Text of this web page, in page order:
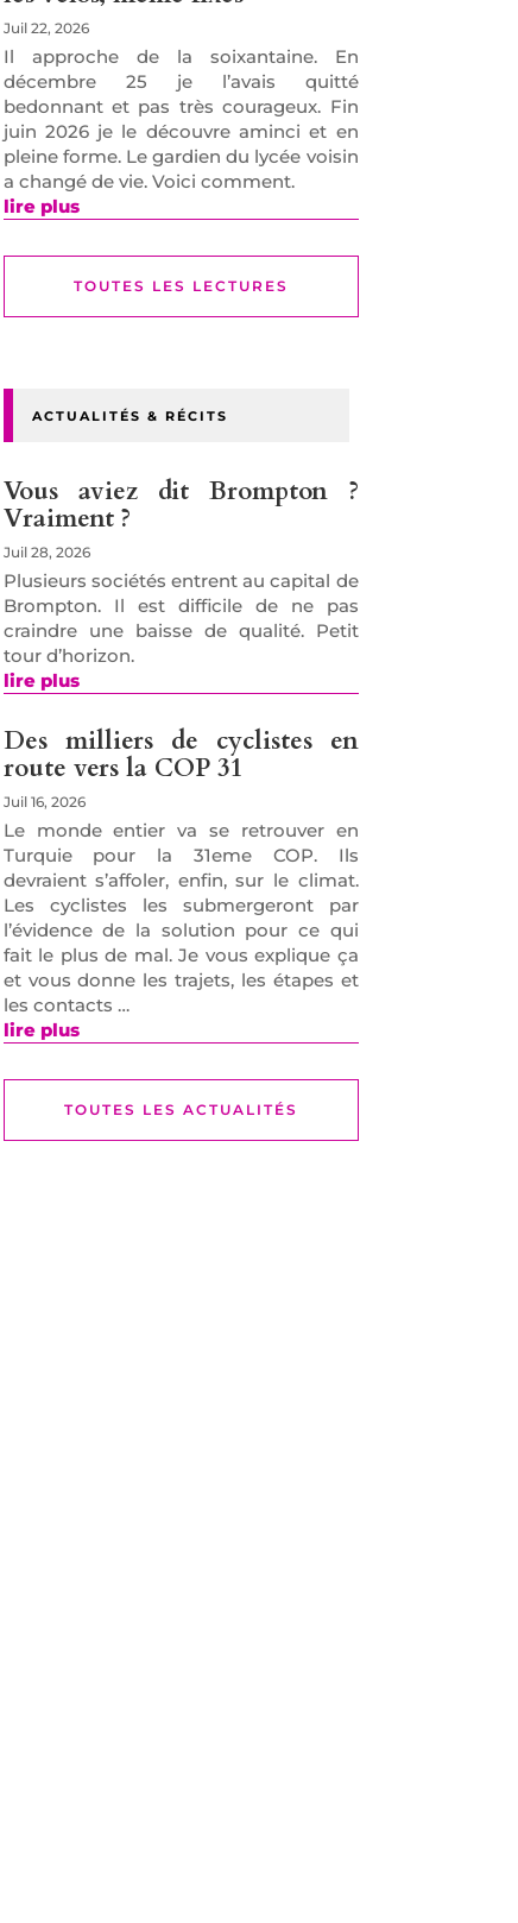
Juil 22, 2026
Il approche de la soixantaine. En
décembre 25 je l’avais quitté
bedonnant et pas très courageux. Fin
juin 2026 je le découvre aminci et en
pleine forme. Le gardien du lycée voisin
a changé de vie. Voici comment.
lire plus
TOUTES LES LECTURES
ACTUALITÉS & RÉCITS
Vous aviez dit Brompton ?
Vraiment ?
Juil 28, 2026
Plusieurs sociétés entrent au capital de
Brompton. Il est difficile de ne pas
craindre une baisse de qualité. Petit
tour d’horizon.
lire plus
Des milliers de cyclistes en
route vers la COP 31
Juil 16, 2026
Le monde entier va se retrouver en
Turquie pour la 31eme COP. Ils
devraient s’affoler, enfin, sur le climat.
Les cyclistes les submergeront par
l’évidence de la solution pour ce qui
fait le plus de mal. Je vous explique ça
et vous donne les trajets, les étapes et
les contacts …
lire plus
TOUTES LES ACTUALITÉS